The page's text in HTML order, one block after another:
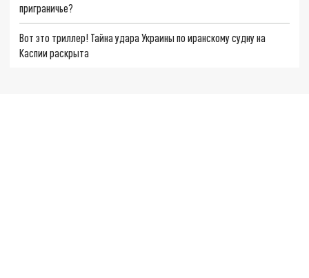
приграничье?
Вот это триллер! Тайна удара Украины по иранскому судну на
Каспии раскрыта